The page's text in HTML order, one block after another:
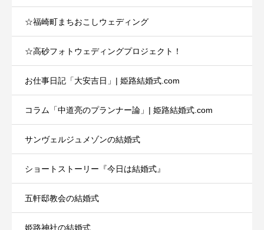
☆福崎町まちおこしウェディング
☆高砂フォトウェディングプロジェクト！
お仕事日記「大安吉日」| 姫路結婚式.com
コラム「中道亮のプランナー論」| 姫路結婚式.com
サンヴェルジュメゾンの結婚式
ショートストーリー『今日は結婚式』
五軒邸教会の結婚式
姫路神社の結婚式